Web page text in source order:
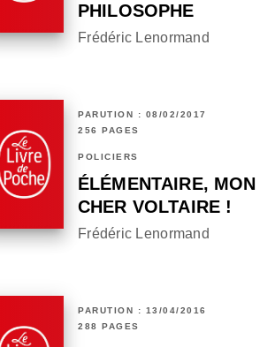
PHILOSOPHE
Frédéric Lenormand
PARUTION : 08/02/2017
256 PAGES
POLICIERS
ÉLÉMENTAIRE, MON
CHER VOLTAIRE !
Frédéric Lenormand
PARUTION : 13/04/2016
288 PAGES